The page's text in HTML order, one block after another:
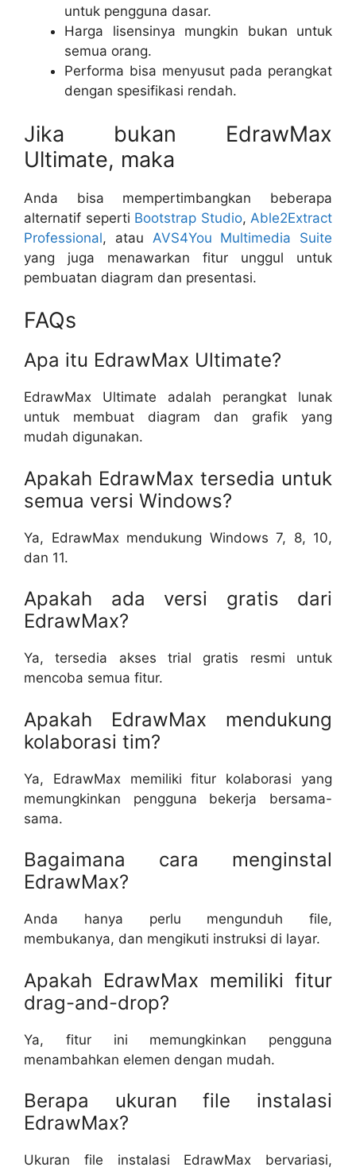
untuk pengguna dasar.
Harga lisensinya mungkin bukan untuk
semua orang.
Performa bisa menyusut pada perangkat
dengan spesifikasi rendah.
Jika bukan EdrawMax
Ultimate, maka
Anda bisa mempertimbangkan beberapa
alternatif seperti Bootstrap Studio, Able2Extract
Professional, atau AVS4You Multimedia Suite
yang juga menawarkan fitur unggul untuk
pembuatan diagram dan presentasi.
FAQs
Apa itu EdrawMax Ultimate?
EdrawMax Ultimate adalah perangkat lunak
untuk membuat diagram dan grafik yang
mudah digunakan.
Apakah EdrawMax tersedia untuk
semua versi Windows?
Ya, EdrawMax mendukung Windows 7, 8, 10,
dan 11.
Apakah ada versi gratis dari
EdrawMax?
Ya, tersedia akses trial gratis resmi untuk
mencoba semua fitur.
Apakah EdrawMax mendukung
kolaborasi tim?
Ya, EdrawMax memiliki fitur kolaborasi yang
memungkinkan pengguna bekerja bersama-
sama.
Bagaimana cara menginstal
EdrawMax?
Anda hanya perlu mengunduh file,
membukanya, dan mengikuti instruksi di layar.
Apakah EdrawMax memiliki fitur
drag-and-drop?
Ya, fitur ini memungkinkan pengguna
menambahkan elemen dengan mudah.
Berapa ukuran file instalasi
EdrawMax?
Ukuran file instalasi EdrawMax bervariasi,